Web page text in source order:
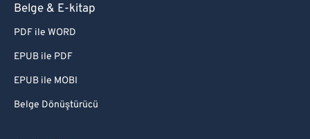
Belge & E-kitap
PDF ile WORD
EPUB ile PDF
EPUB ile MOBI
Belge Dönüştürücü